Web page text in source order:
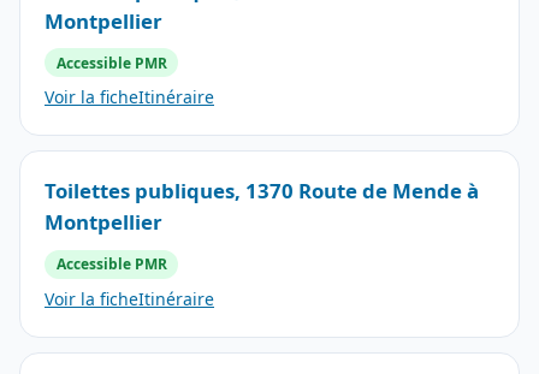
Montpellier
Accessible PMR
Voir la ficheItinéraire
Toilettes publiques, 1370 Route de Mende à
Montpellier
Accessible PMR
Voir la ficheItinéraire